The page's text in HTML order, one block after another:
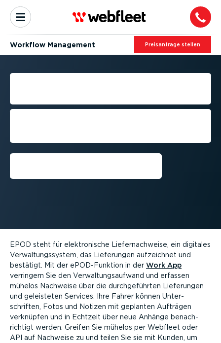
Workflow Management Preis­an­frage stellen
ELEKTRO­NISCHE LIEFER­
Liefer­nach­weise sofort erfassen, teilen
EPOD steht für elektro­nische Liefer­nach­weise, ein digitales
Verwal­tungs­system, das Lieferungen aufzeichnet und
bestätigt. Mit der ePOD-­Funktion in der Work App
verringern Sie den Verwal­tungs­aufwand und erfassen
mühelos Nachweise über die durch­ge­führten Lieferungen
und geleisteten Services. Ihre Fahrer können Unter­
schriften, Fotos und Notizen mit geplanten Aufträgen
verknüpfen und in Echtzeit über neue Anhänge benach­
richtigt werden. Greifen Sie mühelos per Webfleet oder
API auf Nachweise zu und teilen Sie sie mit Kunden, um